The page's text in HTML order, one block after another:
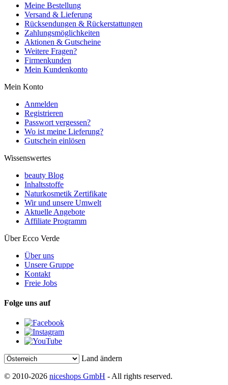
Meine Bestellung
Versand & Lieferung
Rücksendungen & Rückerstattungen
Zahlungsmöglichkeiten
Aktionen & Gutscheine
Weitere Fragen?
Firmenkunden
Mein Kundenkonto
Mein Konto
Anmelden
Registrieren
Passwort vergessen?
Wo ist meine Lieferung?
Gutschein einlösen
Wissenswertes
beauty Blog
Inhaltsstoffe
Naturkosmetik Zertifikate
Wir und unsere Umwelt
Aktuelle Angebote
Affiliate Programm
Über Ecco Verde
Über uns
Unsere Gruppe
Kontakt
Freie Jobs
Folge uns auf
Land ändern
© 2010-2026 niceshops GmbH - All rights reserved.